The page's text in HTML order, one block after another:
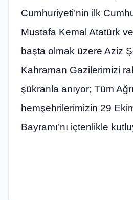
Cumhuriyeti’nin ilk
Mustafa Kemal Atatürk
başta olmak üzere Aziz
Kahraman Gazilerimizi
şükranla anıyor; Tüm
hemşehrilerimizin 29
Bayramı’nı içtenlikle